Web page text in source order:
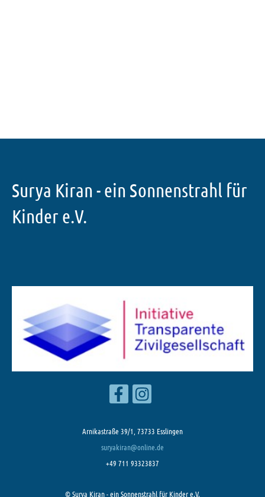
Surya Kiran - ein Sonnenstrahl für
Kinder e.V.
Arnikastraße 39/1, 73733 Esslingen
suryakiran@online.de
+49 711 93323837
© Surya Kiran - ein Sonnenstrahl für Kinder e.V.